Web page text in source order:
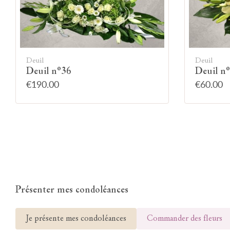
Deuil
Deuil n°36
€190.00
Deuil
Deuil
€60.00
Présenter mes condoléances
Je présente mes condoléances Commander des fleurs